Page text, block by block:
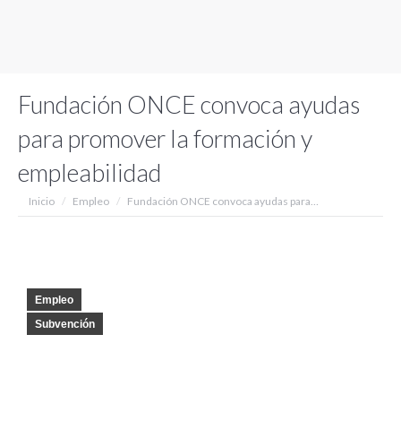
Fundación ONCE convoca ayudas
para promover la formación y
empleabilidad
Estás aquí:
Inicio Empleo Fundación ONCE convoca ayudas para…
Empleo
Subvención